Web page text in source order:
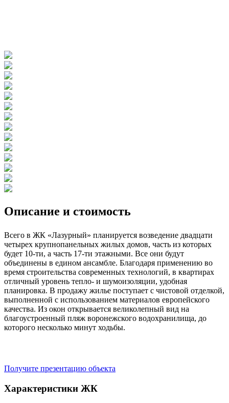
Описание и стоимость
Всего в ЖК «Лазурный» планируется возведение двадцати
четырех крупнопанельных жилых домов, часть из которых
будет 10-ти, а часть 17-ти этажными. Все они будут
объединены в едином ансамбле. Благодаря применению во
время строительства современных технологий, в квартирах
отличный уровень тепло- и шумоизоляции, удобная
планировка. В продажу жилье поступает с чистовой отделкой,
выполненной с использованием материалов европейского
качества. Из окон открывается великолепный вид на
благоустроенный пляж воронежского водохранилища, до
которого несколько минут ходьбы.
Получите презентацию объекта
Характеристики ЖК